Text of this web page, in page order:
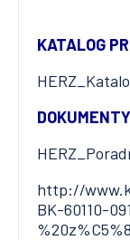
KATALOG
http://
BK-60110-